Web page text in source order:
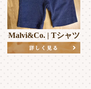
Malvi&Co. | Tシャツ